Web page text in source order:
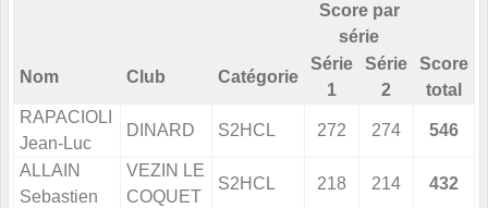
Score par
série
Nom Club Catégorie
Série
1
Série
2
Score
total
RAPACIOLI
Jean-Luc
DINARD S2HCL 272 274 546
ALLAIN
Sebastien
VEZIN LE
COQUET
S2HCL 218 214 432